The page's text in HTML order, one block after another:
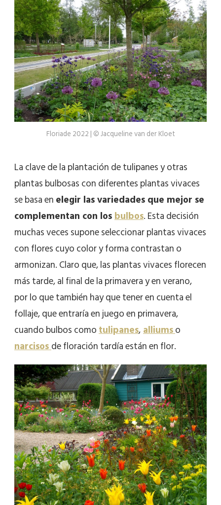
Floriade 2022 | © Jacqueline van der Kloet
La clave de la plantación de tulipanes y otras
plantas bulbosas con diferentes plantas vivaces
se basa enelegir las variedades que mejor se
complementan con losbulbos. Esta decisión
muchas veces supone seleccionar plantas vivaces
con flores cuyo color y forma contrastan o
armonizan. Claro que, las plantas vivaces florecen
más tarde, al final de la primavera y en verano,
por lo que también hay que tener en cuenta el
follaje, que entraría en juego en primavera,
cuando bulbos comotulipanes,alliumso
narcisosde floración tardía están en flor.